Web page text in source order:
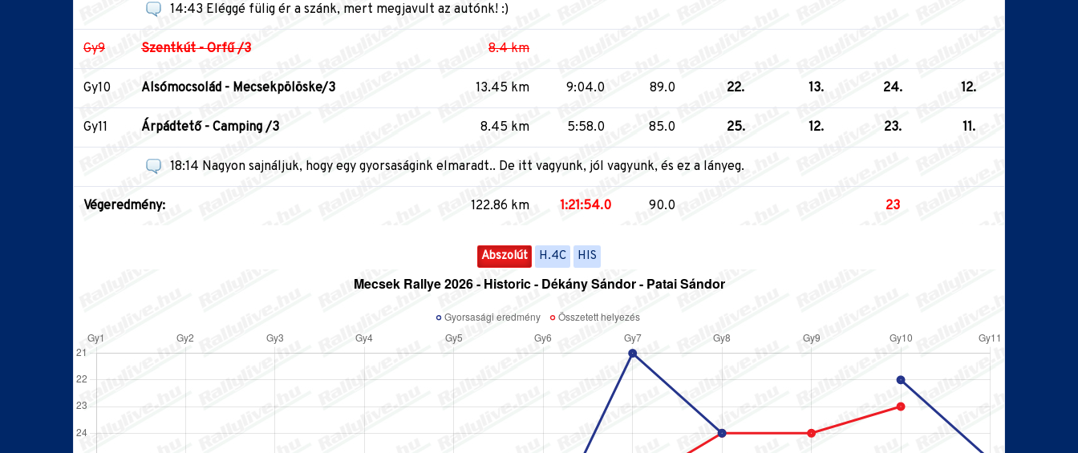
14:43 Eléggé fülig ér a szánk, mert megjavult az autónk! :)
Gy9 Szentkút - Orfű /3 8.4 km
Gy10 Alsómocsolád - Mecsekpölöske/3 13.45 km 9:04.0 89.0 22. 13. 24. 12.
Gy11 Árpádtető - Camping /3 8.45 km 5:58.0 85.0 25. 12. 23. 11.
18:14 Nagyon sajnáljuk, hogy egy gyorsaságink elmaradt.. De itt vagyunk, jól vagyunk, és ez a lányeg.
Végeredmény: 122.86 km 1:21:54.0 90.0 23
Abszolút H.4C HIS